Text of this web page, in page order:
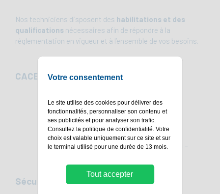
Nos techniciens disposent des habilitations et des
qualifications nécessaires afin de répondre à la
réglementation en vigueur et à l’ensemble de vos besoins.
CACES
Chariot élévateur – R489 Cat. 3
Engins de chantier – R482 Cat. F
PEMP / Nacelle – R486 Cat. A et B
Pontiers élingueurs – R484 Cat. 1
Travaux en hauteur et port du harnais –
Sécurité entreprises extérieures
Votre consentement
Le site utilise des cookies pour délivrer des
fonctionnalités, personnaliser son contenu et
ses publicités et pour analyser son trafic.
Consultez lapolitique de confidentialité . Votre
choix est valable uniquement sur ce site et sur
le terminal utilisé pour une durée de 13 mois.
Tout accepter